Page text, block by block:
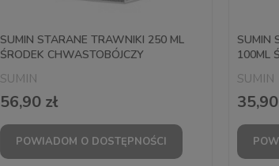
SUMIN STARANE TRAWNIKI 250 ML
ŚRODEK CHWASTOBÓJCZY
SUMIN
56,90 zł
POWIADOM O DOSTĘPNOŚCI
SUMIN
100ML
SUMIN
35,90